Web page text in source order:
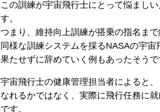
この訓練が宇宙飛行士にとって悩まし
す。
つまり、維持向上訓練が搭乗の指名ま
同様な訓練システムを採るNASAの宇
果たせずに辞めていく例もあったそうで
宇宙飛行士の健康管理担当者によると
なれるかではなく、実際に飛行任務に
です。